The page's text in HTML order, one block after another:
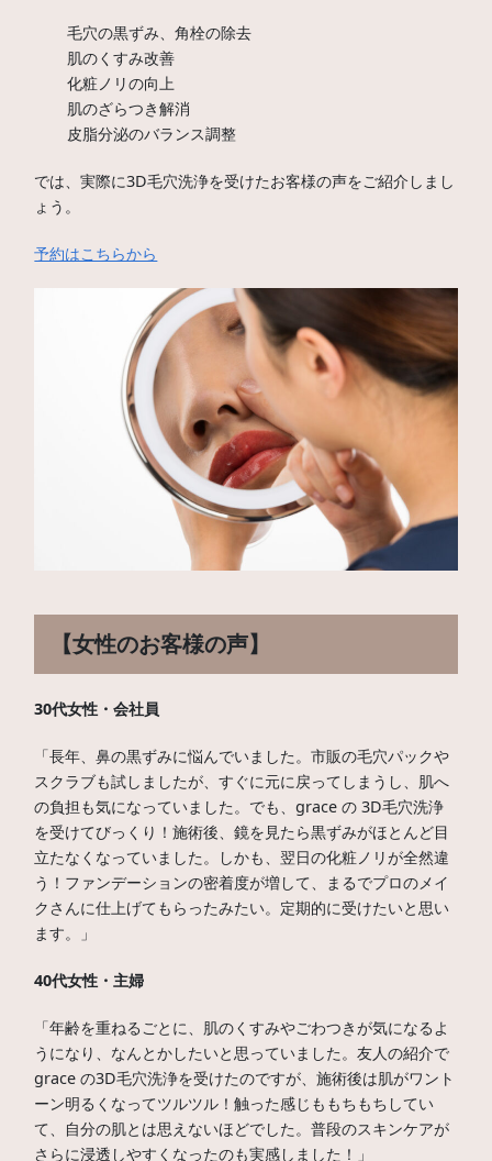
毛穴の黒ずみ、角栓の除去
肌のくすみ改善
化粧ノリの向上
肌のざらつき解消
皮脂分泌のバランス調整
では、実際に3D毛穴洗浄を受けたお客様の声をご紹介しまし
ょう。
予約はこちらから
【女性のお客様の声】
30代女性・会社員
「長年、鼻の黒ずみに悩んでいました。市販の毛穴パックや
スクラブも試しましたが、すぐに元に戻ってしまうし、肌へ
の負担も気になっていました。でも、grace の 3D毛穴洗浄
を受けてびっくり！施術後、鏡を見たら黒ずみがほとんど目
立たなくなっていました。しかも、翌日の化粧ノリが全然違
う！ファンデーションの密着度が増して、まるでプロのメイ
クさんに仕上げてもらったみたい。定期的に受けたいと思い
ます。」
40代女性・主婦
「年齢を重ねるごとに、肌のくすみやごわつきが気になるよ
うになり、なんとかしたいと思っていました。友人の紹介で
grace の3D毛穴洗浄を受けたのですが、施術後は肌がワント
ーン明るくなってツルツル！触った感じももちもちしてい
て、自分の肌とは思えないほどでした。普段のスキンケアが
さらに浸透しやすくなったのも実感しました！」